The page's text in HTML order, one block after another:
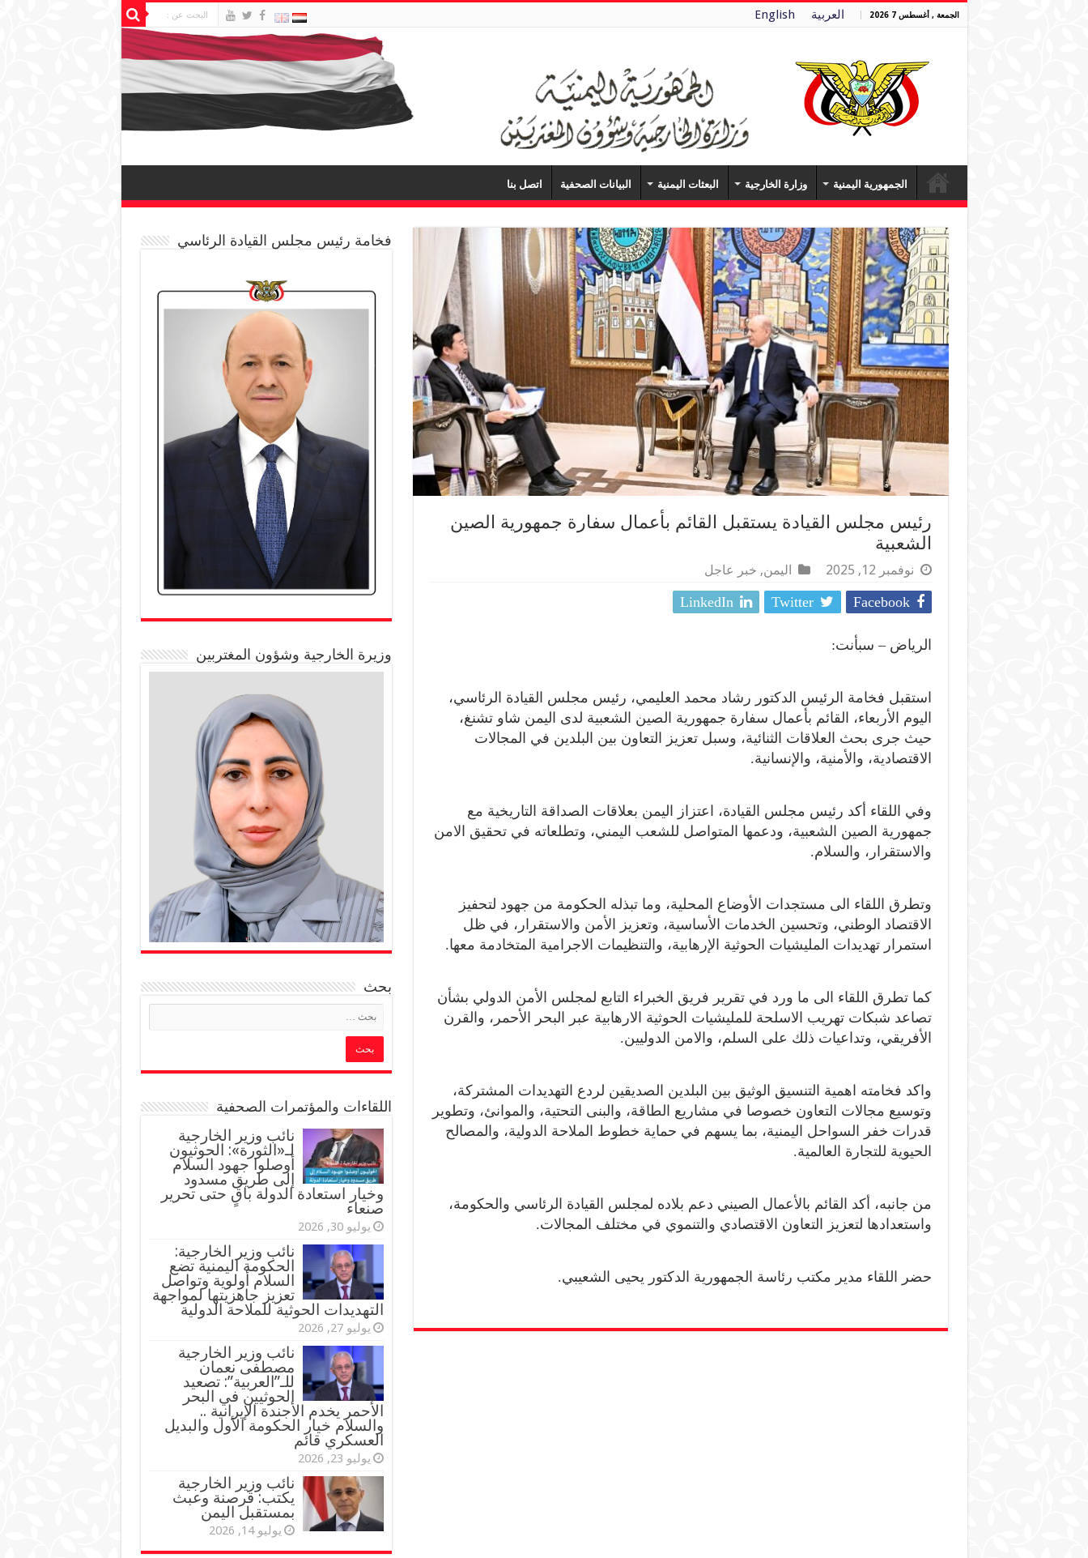
الجمعة , أغسطس 7 2026 العربية English
الجمهورية اليمنية وزارة الخارجية البعثات اليمنية البيانات الصحفية اتصل بنا
رئيس مجلس القيادة يستقبل القائم بأعمال سفارة جمهورية الصين
الشعبية
نوفمبر 12, 2025 اليمن, خبر عاجل
Facebook
Twitter
LinkedIn
الرياض – سبأنت:
استقبل فخامة الرئيس الدكتور رشاد محمد العليمي، رئيس مجلس القيادة الرئاسي،
اليوم الأربعاء، القائم بأعمال سفارة جمهورية الصين الشعبية لدى اليمن شاو تشنغ،
حيث جرى بحث العلاقات الثنائية، وسبل تعزيز التعاون بين البلدين في المجالات
الاقتصادية، والأمنية، والإنسانية.
وفي اللقاء أكد رئيس مجلس القيادة، اعتزاز اليمن بعلاقات الصداقة التاريخية مع
جمهورية الصين الشعبية، ودعمها المتواصل للشعب اليمني، وتطلعاته في تحقيق الامن
والاستقرار، والسلام.
وتطرق اللقاء الى مستجدات الأوضاع المحلية، وما تبذله الحكومة من جهود لتحفيز
الاقتصاد الوطني، وتحسين الخدمات الأساسية، وتعزيز الأمن والاستقرار، في ظل
استمرار تهديدات المليشيات الحوثية الإرهابية، والتنظيمات الاجرامية المتخادمة معها.
كما تطرق اللقاء الى ما ورد في تقرير فريق الخبراء التابع لمجلس الأمن الدولي بشأن
تصاعد شبكات تهريب الاسلحة للمليشيات الحوثية الارهابية عبر البحر الأحمر، والقرن
الأفريقي، وتداعيات ذلك على السلم، والامن الدوليين.
واكد فخامته اهمية التنسيق الوثيق بين البلدين الصديقين لردع التهديدات المشتركة،
وتوسيع مجالات التعاون خصوصا في مشاريع الطاقة، والبنى التحتية، والموانئ، وتطوير
قدرات خفر السواحل اليمنية، بما يسهم في حماية خطوط الملاحة الدولية، والمصالح
الحيوية للتجارة العالمية.
من جانبه، أكد القائم بالأعمال الصيني دعم بلاده لمجلس القيادة الرئاسي والحكومة،
واستعدادها لتعزيز التعاون الاقتصادي والتنموي في مختلف المجالات.
حضر اللقاء مدير مكتب رئاسة الجمهورية الدكتور يحيى الشعيبي.
فخامة رئيس مجلس القيادة الرئاسي
وزيرة الخارجية وشؤون المغتربين
بحث
اللقاءات والمؤتمرات الصحفية
‏نائب وزير الخارجية
لـ«الثورة»: الحوثيون
أوصلوا جهود السلام
إلى طريق مسدود
وخيار استعادة الدولة باقٍ حتى تحرير
صنعاء
يوليو 30, 2026
نائب وزير الخارجية:
الحكومة اليمنية تضع
السلام أولوية وتواصل
تعزيز جاهزيتها لمواجهة
التهديدات الحوثية للملاحة الدولية
يوليو 27, 2026
نائب وزير الخارجية
مصطفى نعمان
للـ”العربية”: تصعيد
الحوثيين في البحر
الأحمر يخدم الأجندة الإيرانية ..
والسلام خيار الحكومة الأول والبديل
العسكري قائم
يوليو 23, 2026
نائب وزير الخارجية
يكتب: قرصنة وعبث
بمستقبل اليمن
يوليو 14, 2026